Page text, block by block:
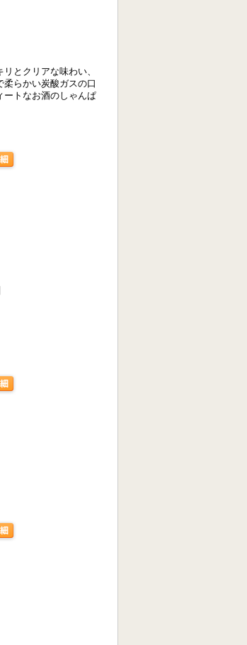
とクリアな味わい、
らかい炭酸ガスの口
ートなお酒のしゃんぱ